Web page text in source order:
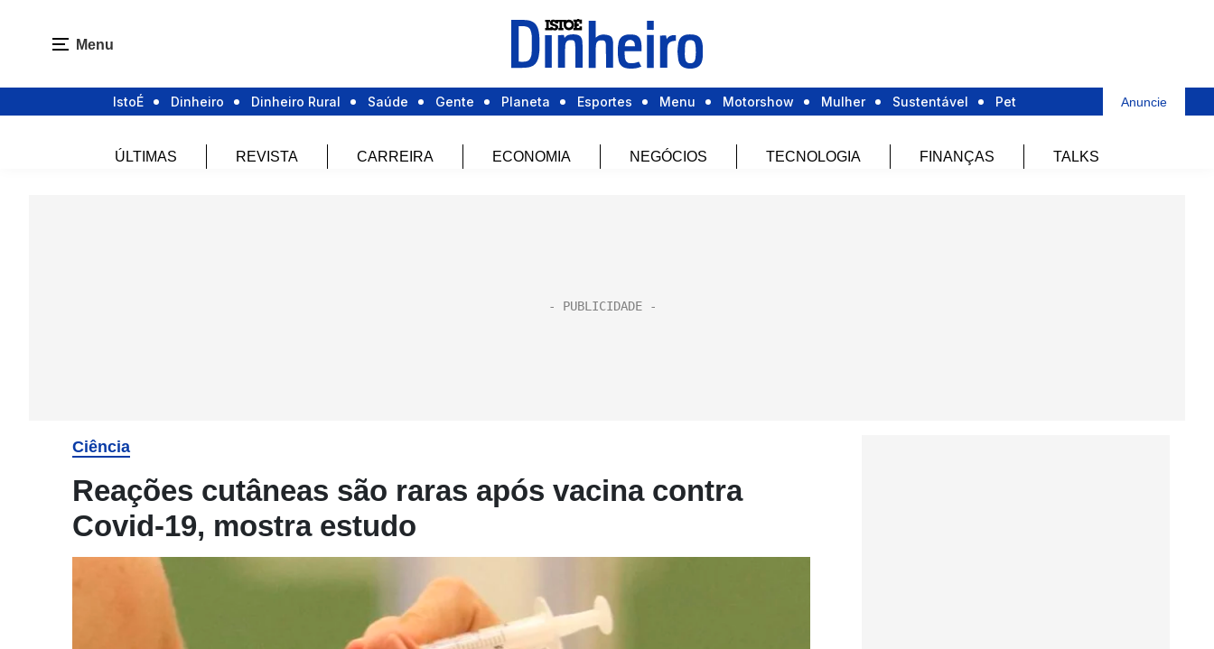
Menu
IstoÉ Dinheiro Dinheiro Rural Saúde Gente Planeta Esportes Menu Motorshow Mulher Sustentável Pet Anuncie
ÚLTIMAS REVISTA CARREIRA ECONOMIA NEGÓCIOS TECNOLOGIA FINANÇAS TALKS
Ciência
Reações cutâneas são raras após vacina contra
Covid-19, mostra estudo